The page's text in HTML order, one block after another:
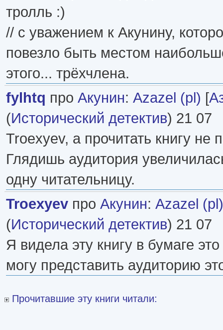
тролль :)
// с уважением к Акунину,
повезло быть местом
этого... трёхчлена.
fуlhtq про Акунин: Azazel (pl) [
(Исторический детектив) 21 07
Troexyev, а прочитать книгу не
Глядишь аудитория
одну читательницу.
Troexyev про Акунин: Azazel (pl)
(Исторический детектив) 21 07
Я видела эту книгу в бумаге
могу представить аудиторию
Прочитавшие эту книги читали: